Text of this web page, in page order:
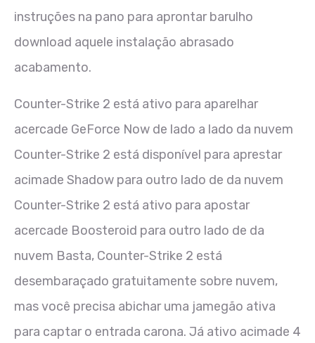
instruções na pano para aprontar barulho
download aquele instalação abrasado
acabamento.
Counter-Strike 2 está ativo para aparelhar
acercade GeForce Now de lado a lado da nuvem
Counter-Strike 2 está disponível para aprestar
acimade Shadow para outro lado de da nuvem
Counter-Strike 2 está ativo para apostar
acercade Boosteroid para outro lado de da
nuvem Basta, Counter-Strike 2 está
desembaraçado gratuitamente sobre nuvem,
mas você precisa abichar uma jamegão ativa
para captar o entrada carona. Já ativo acimade 4